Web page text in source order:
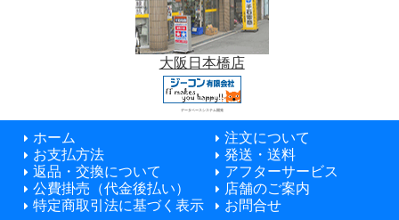
大阪日本橋店
データベースシステム開発
ホーム
注文について
お支払方法
発送・送料
返品・交換について
アフターサービス
公費掛売（代金後払い）
店舗のご案内
特定商取引法に基づく表示
お問合せ